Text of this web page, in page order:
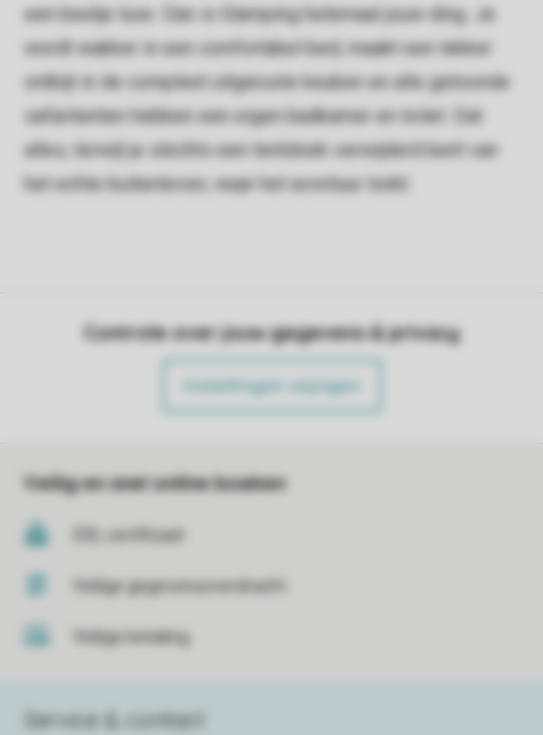
een beetje luxe. Dan is Glamping helemaal jouw ding. Je
wordt wakker in een comfortabel bed, maakt een lekker
ontbijt in de compleet uitgeruste keuken en alle getoonde
safaritenten hebben een eigen badkamer en toilet. Dat
alles, terwijl je slechts een tentdoek verwijderd bent van
het echte buitenleven, waar het avontuur lonkt.
Controle over jouw gegevens & privacy
Instellingen wijzigen
Veilig en snel online boeken
SSL certificaat
Veilige gegevensoverdracht
Veilige betaling
Service & contact